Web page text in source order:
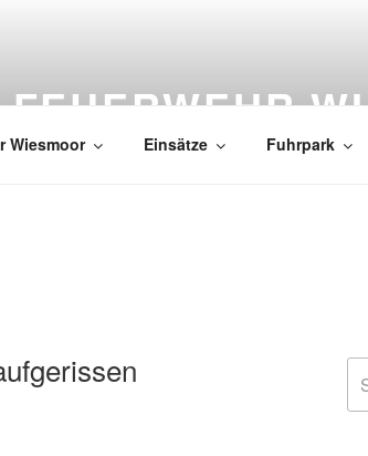
Wiesmoor Einsätze Fuhrpark